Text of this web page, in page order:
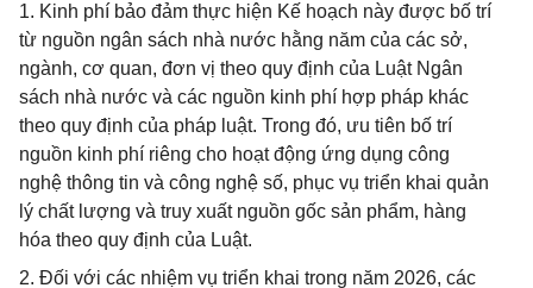
1. Kinh phí bảo đảm thực hiện Kế hoạch này được bố trí
từ nguồn ngân sách nhà nước hằng năm của các sở,
ngành, cơ quan, đơn vị theo quy định của Luật Ngân
sách nhà nước và các nguồn kinh phí hợp pháp khác
theo quy định của pháp luật. Trong đó, ưu tiên bố trí
nguồn kinh phí riêng cho hoạt động ứng dụng công
nghệ thông tin và công nghệ số, phục vụ triển khai quản
lý chất lượng và truy xuất nguồn gốc sản phẩm, hàng
hóa theo quy định của Luật.
2. Đối với các nhiệm vụ triển khai trong năm 2026, các